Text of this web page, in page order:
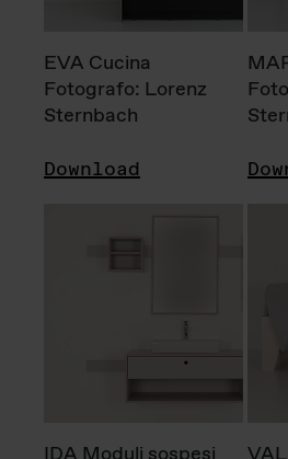
EVA Cucina
Fotografo: Lorenz
Sternbach
Download
IDA Moduli sospesi